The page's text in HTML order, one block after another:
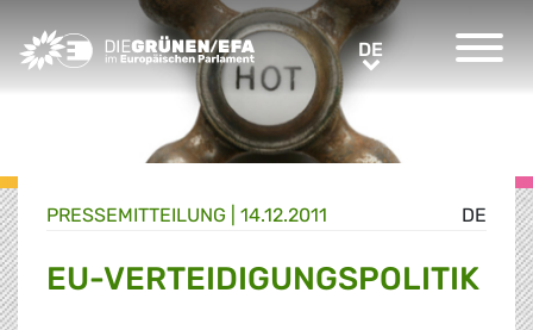
Greens/EFA Home DEDE
DE
PRESSE­MITTEILUNG 14.12.2011
EU-VERTEIDIGUNGSPOLITIK